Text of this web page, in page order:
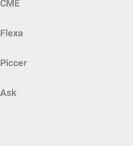
CME
Flexa
Piccer
Ask